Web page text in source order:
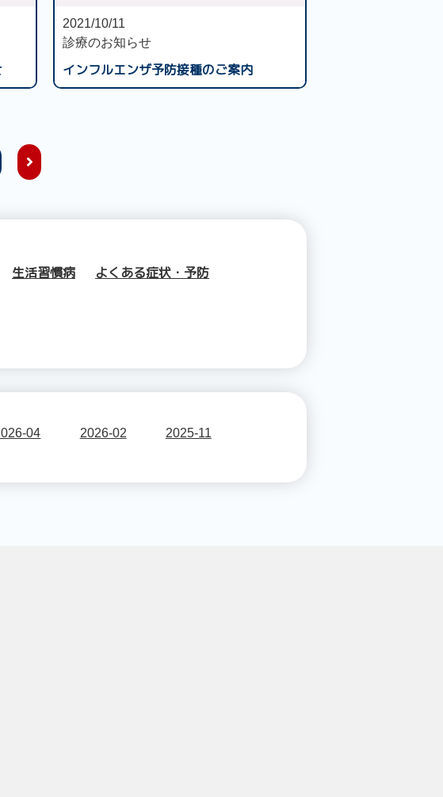
2021/10/11
診療のお知らせ
インフルエンザ予防接種のご案内
生活習慣病 よくある症状・予防
04 2026-02 2025-11